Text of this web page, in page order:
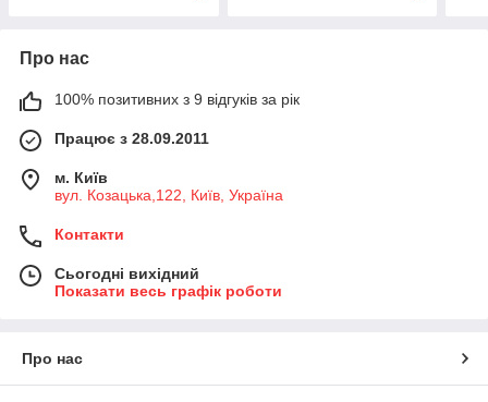
Про нас
100% позитивних з 9 відгуків за рік
Працює з 28.09.2011
м. Київ
вул. Козацька,122, Київ, Україна
Контакти
Сьогодні вихідний
Показати весь графік роботи
Про нас